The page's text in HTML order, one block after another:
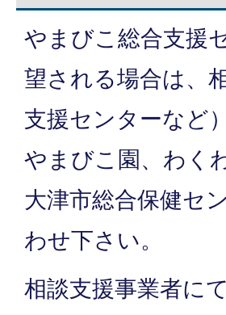
やまびこ総合支援
望される場合は、
支援センターなど
やまびこ園、わく
大津市総合保健セ
わせ下さい。
相談支援事業者に